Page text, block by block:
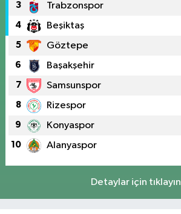
3 Trabzonspor
4 Beşiktaş
5 Göztepe
6 Başakşehir
7 Samsunspor
8 Rizespor
9 Konyaspor
10 Alanyaspor
Detaylar için tıklayın